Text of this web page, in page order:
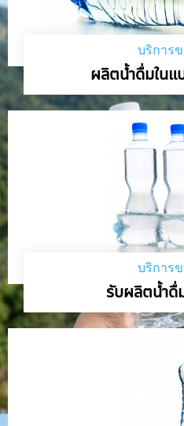
บริการข
ผลิตน้ำดื่มใน
บริการข
รับผลิตน้ำดื่